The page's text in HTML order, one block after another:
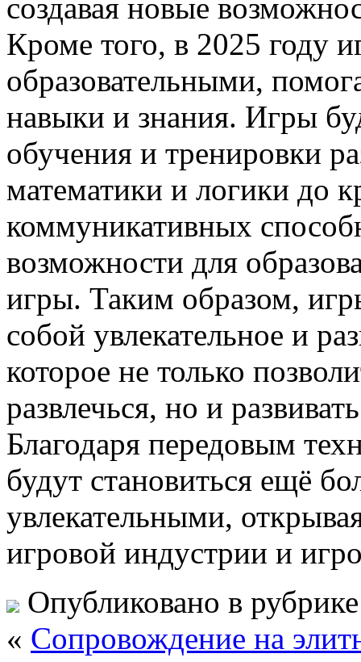
создавая новые
Кроме того, в 2025 году
образовательными,
навыки и знания. Игры
обучения и тренировки
математики и логики до
коммуникативных
возможности для
игры. Таким образом,
собой увлекательное и
которое не только
развлечься, но и
Благодаря передовым
будут становиться ещё
увлекательными,
игровой индустрии и
Опубликовано в
« Сопровождение на